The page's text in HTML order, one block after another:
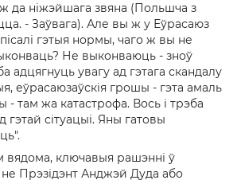
да ніжэйшага звяна (Польшча з
- Заўвага). Але вы ж у Еўрасаюз
гэтыя нормы, чаго ж вы не
Не выконваюць - зноў
адцягнуць увагу ад гэтага скандалу
еўрасаюзаўскія грошы - гэта амаль
- там жа катастрофа. Вось і трэба
гэтай сітуацыі. Яны гатовы
вядома, ключавыя рашэнні ў
Прэзідэнт Анджэй Дуда або